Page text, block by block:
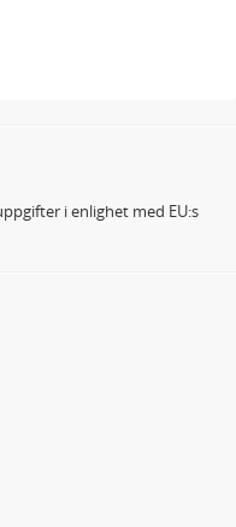
i enlighet med EU:s